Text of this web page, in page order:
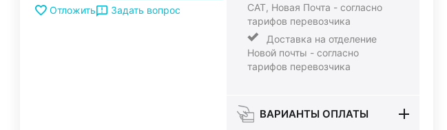
Отложить Задать вопрос
САТ, Новая Почта - согласно
тарифов перевозчика
Доставка на отделение
Новой почты - согласно
тарифов перевозчика
ВАРИАНТЫ ОПЛАТЫ